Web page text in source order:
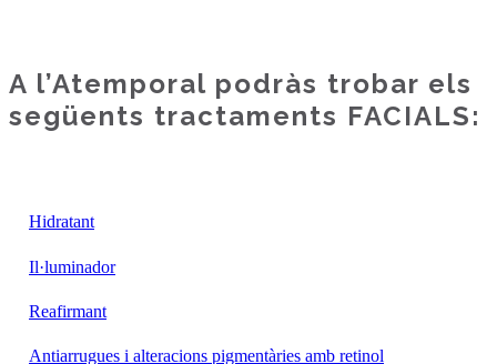
A l’Atemporal podràs trobar els
següents tractaments FACIALS:
Hidratant
Il·luminador
Reafirmant
Antiarrugues i alteracions pigmentàries amb retinol